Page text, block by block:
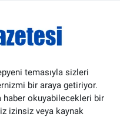
temasıyla sizleri
bir araya getiriyor.
haber okuyabilecekleri bir
izinsiz veya kaynak